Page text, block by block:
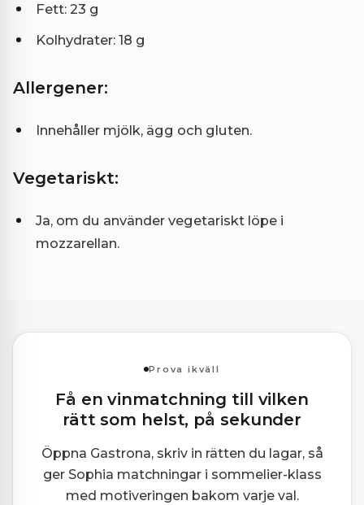
Fett: 23 g
Kolhydrater: 18 g
Allergener:
Innehåller mjölk, ägg och gluten.
Vegetariskt:
Ja, om du använder vegetariskt löpe i
mozzarellan.
Prova ikväll
Få en vinmatchning till vilken
rätt som helst, på sekunder
Öppna Gastrona, skriv in rätten du lagar, så
ger Sophia matchningar i sommelier-klass
med motiveringen bakom varje val.